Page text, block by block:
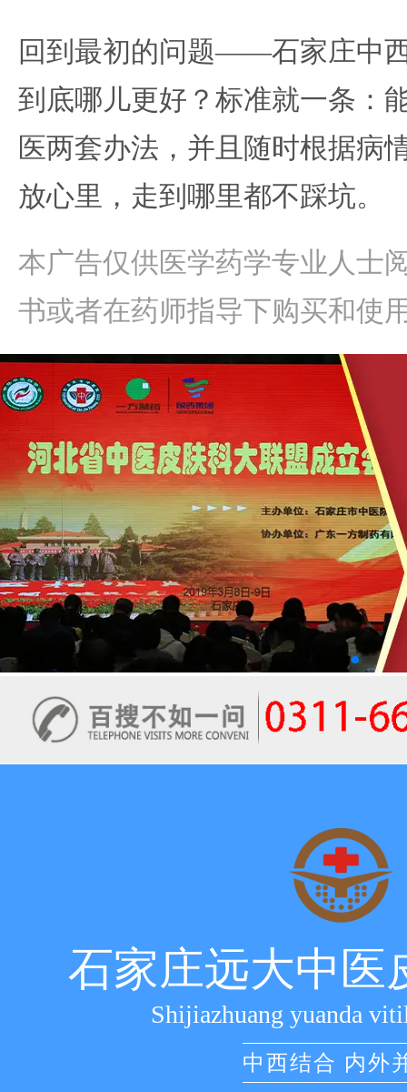
回到最初的问题——石家庄中
到底哪儿更好？标准就一条：
医两套办法，并且随时根据病
放心里，走到哪里都不踩坑。
本广告仅供医学药学专业人士
书或者在药师指导下购买和使
石家庄远大中医
Shijiazhuang yuanda
中西结合 内外